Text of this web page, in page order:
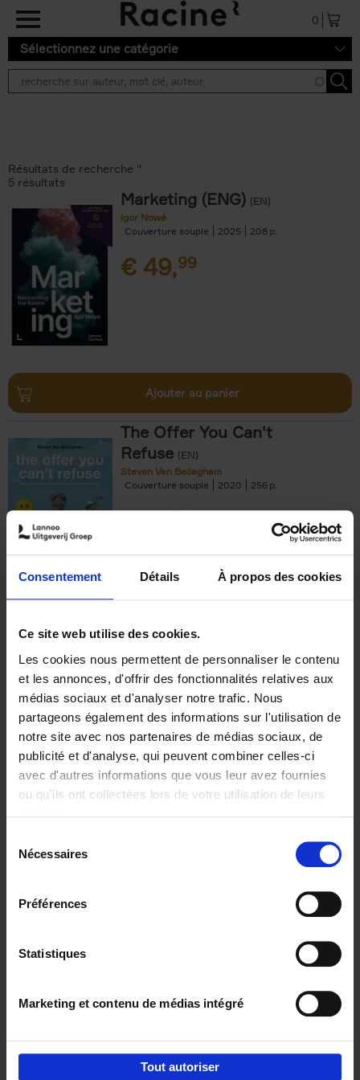
Consentement Détails À propos des cookies
Ce site web utilise des cookies.
Les cookies nous permettent de personnaliser le contenu
et les annonces, d'offrir des fonctionnalités relatives aux
médias sociaux et d'analyser notre trafic. Nous
partageons également des informations sur l'utilisation de
notre site avec nos partenaires de médias sociaux, de
publicité et d'analyse, qui peuvent combiner celles-ci
avec d'autres informations que vous leur avez fournies
ou qu'ils ont collectées lors de votre utilisation de leurs
Nécessaires
Préférences
Statistiques
Marketing et contenu de médias intégré
Tout autoriser
Aller au contenu principal
0
Sélectionnez une catégorie
Résultats de recherche ''
5 résultats
Marketing (ENG) (EN)
Igor Nowé
Couverture souple
2025 208
€ 49,99
Ajouter au panier
The Offer You Can't
Refuse (EN)
Steven Van Belleghem
Couverture souple
2020 256
€37,50
Building Bonds = Building
Business
Jochen Roef Jozefien De Feyter
Carolien Boom
Couverture souple
2025 200
€29,99
Digital marketing like a PRO -
completely revised edition (EN)